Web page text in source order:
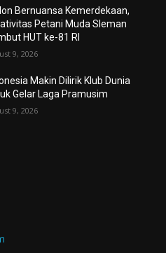
Bernuansa Kemerdekaan,
Petani Muda Sleman
HUT ke-81 RI
9, 2026
Makin Dilirik Klub Dunia
Gelar Laga Pramusim
9, 2026